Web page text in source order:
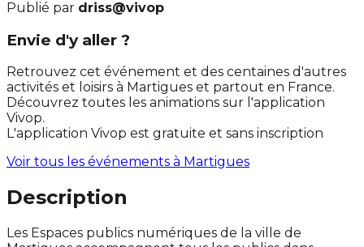
Publié par driss@vivop
Envie d'y aller ?
Retrouvez cet événement et des centaines d'autres
activités et loisirs à Martigues et partout en France.
Découvrez toutes les animations sur l'application
Vivop.
L'application Vivop est gratuite et sans inscription
Voir tous les événements à Martigues
Description
Les Espaces publics numériques de la ville de